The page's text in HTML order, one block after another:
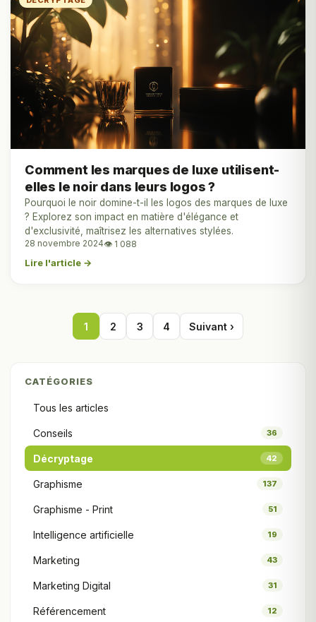
Comment les marques de luxe utilisent-
elles le noir dans leurs logos ?
Pourquoi le noir domine-t-il les logos des marques de luxe
? Explorez son impact en matière d'élégance et
d'exclusivité, maîtrisez les alternatives stylées.
28 novembre 2024👁 1 088
Lire l'article →
1 2 3 4 Suivant ›
CATÉGORIES
Tous les articles
Conseils 36
Décryptage 42
Graphisme 137
Graphisme - Print 51
Intelligence artificielle 19
Marketing 43
Marketing Digital 31
Référencement 12